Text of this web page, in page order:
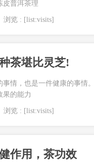
皮普洱茶理
浏览 : [list:visits]
茶堪比灵芝!
情，也是一件健康的事情
果的能力
浏览 : [list:visits]
作用，茶功效